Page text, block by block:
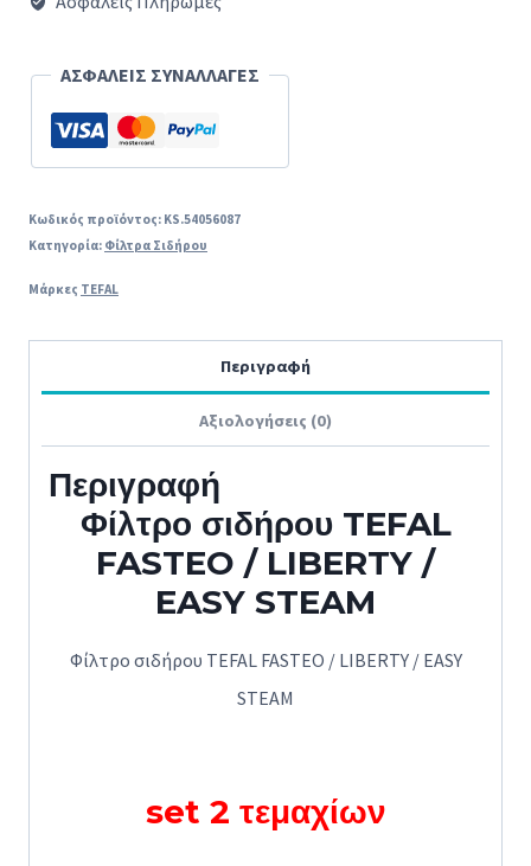
LIBERTY
EASY
ORIGINAL
ποσότητα
ΑΣΦΑΛΕΙΣ ΣΥΝΑΛΛΑΓΕΣ
Κωδικός προϊόντος: KS.54056087
Κατηγορία: Φίλτρα Σιδήρου
Μάρκες TEFAL
Περιγραφή
Αξιολογήσεις (0)
Περιγραφή
Φίλτρο σιδήρου TEFAL
FASTEO / LIBERTY /
EASY STEAM
Φίλτρο σιδήρου TEFAL FASTEO / LIBERTY / EASY
STEAM
set 2 τεμαχίων